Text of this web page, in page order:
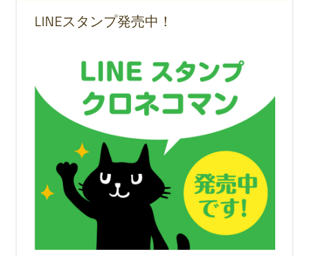
LINEスタンプ発売中！